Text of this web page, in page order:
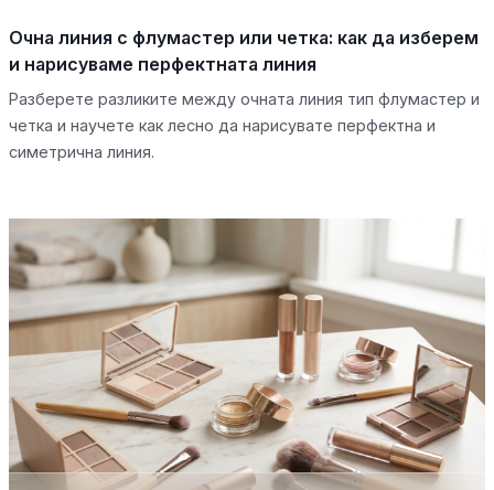
Очна линия с флумастер или четка: как да изберем
и нарисуваме перфектната линия
Разберете разликите между очната линия тип флумастер и
четка и научете как лесно да нарисувате перфектна и
симетрична линия.